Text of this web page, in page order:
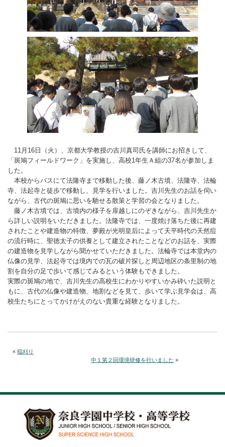
11月16日（火）、京都大学教授の吉川真司氏を講師にお招きして、
「斑鳩フィールドワーク」を実施し、高校1年生Ａ組の37名が参加しま
した。
本校からバスにて法隆寺まで移動した後、藤ノ木古墳、法隆寺、法輪
寺、法起寺と徒歩で移動し、見学を行いました。吉川先生のお話を伺い
ながら、古代の斑鳩に思いを馳せる散策と学習の会となりました。
藤ノ木古墳では、古墳内の様子を扉越しにのぞきながら、吉川先生か
ら詳しい説明をいただきました。法隆寺では、一度焼け落ちた後に再建
されたことや建造物の特徴、夢殿が光明皇后によって天平時代の天然痘
の流行時に、聖徳太子の供養として建立されたことなどのお話を、実際
の建造物を見学しながら聞かせていただきました。法輪寺では本堂内の
仏像の見学、法起寺では境内での瓦の破片探しと周辺地区の条里制の地
割を自分の足で歩いて感じてみるという体験もできました。
実際の斑鳩の地で、吉川先生の高校生にわかりやすいかみ砕いた説明と
もに、古代の仏像や建造物、地割などを見て、歩いて学ぶ見学会は、高
校生たちにとってかけがえのない貴重な経験となりました。
« 稲刈り
中１第２回環境研修を行いました »